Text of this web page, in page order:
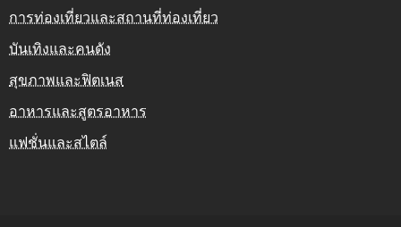
การท่องเที่ยวและสถานที่ท่องเที่ยว
บันเทิงและคนดัง
สุขภาพและฟิตเนส
อาหารและสูตรอาหาร
แฟชั่นและสไตล์